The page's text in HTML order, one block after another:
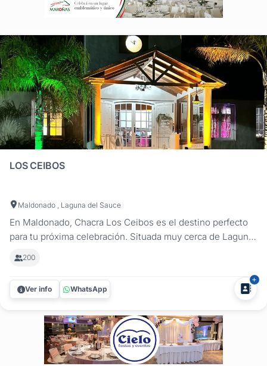
LOS CEIBOS
Maldonado , Laguna del Sauce
En Maldonado, Chacra Los Ceibos es el destino perfecto
para tu próxima celebración. Situada muy cerca de Laguna
Este, nuestra chacra es el lugar ideal para todo tipo de
eventos, desde despedidas y reuniones empresariales
hasta cumpleaños,...
200
Ver info WhatsApp